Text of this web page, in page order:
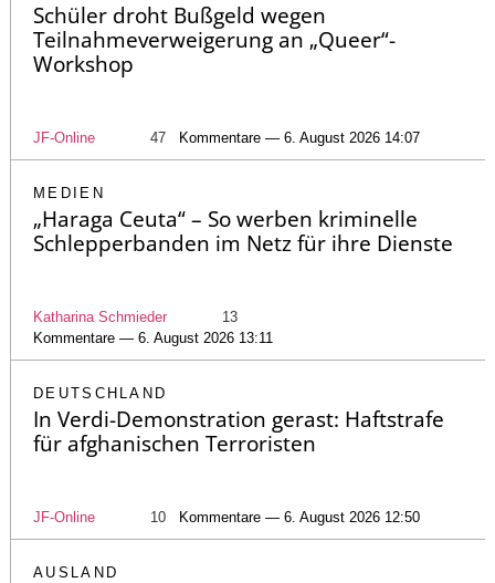
Schüler droht Bußgeld wegen
Teilnahmeverweigerung an „Queer“-
Workshop
JF-Online 47 Kommentare — 6. August 2026 14:07
MEDIEN
„Haraga Ceuta“ – So werben kriminelle
Schlepperbanden im Netz für ihre Dienste
Katharina Schmieder
13
Kommentare — 6. August 2026 13:11
DEUTSCHLAND
In Verdi-Demonstration gerast: Haftstrafe
für afghanischen Terroristen
JF-Online 10 Kommentare — 6. August 2026 12:50
AUSLAND